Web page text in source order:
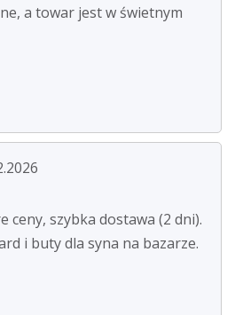
a towar jest w świetnym
ceny, szybka dostawa (2 dni).
i buty dla syna na bazarze.